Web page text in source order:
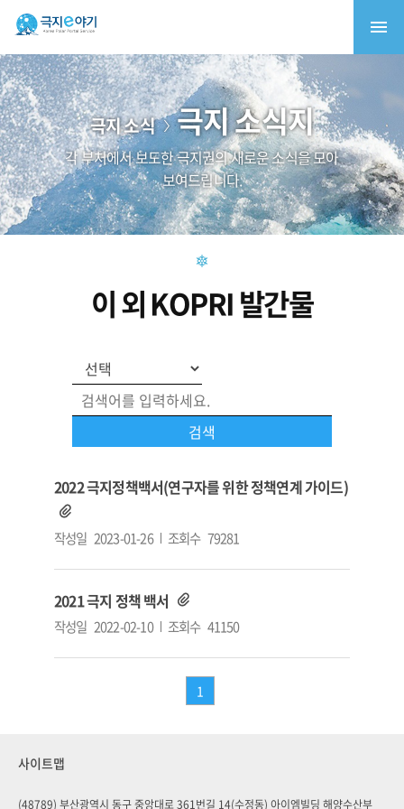
극지 소식 극지 소식지
각 부처에서 보도한 극지권의 새로운 소식을 모아
보여드립니다.
이 외 KOPRI 발간물
2022 극지정책백서(연구자를 위한 정책연계 가이드)
작성일 2023-01-26 조회수 79281
2021 극지 정책 백서
작성일 2022-02-10 조회수 41150
1
사이트맵
(48789) 부산광역시 동구 중앙대로 361번길 14(수정동) 아이엠빌딩 해양수산부